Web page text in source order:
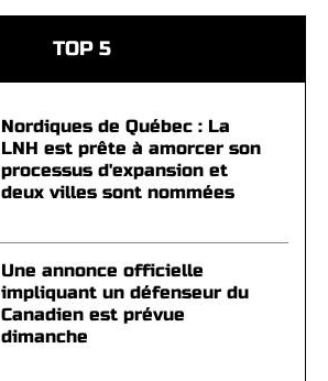
TOP 5
Nordiques de Québec : La
LNH est prête à amorcer son
processus d'expansion et
deux villes sont nommées
Une annonce officielle
impliquant un défenseur du
Canadien est prévue
dimanche